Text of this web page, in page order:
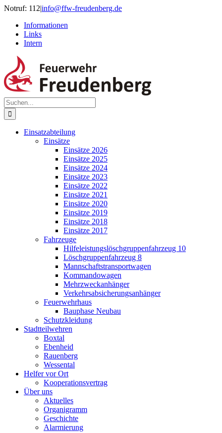
Zum
springen
Notruf: 112|info@ffw-freudenberg.de
Informationen
Links
Intern
Suche
nach:
Einsatzabteilung
Einsätze
Einsätze 2026
Einsätze 2025
Einsätze 2024
Einsätze 2023
Einsätze 2022
Einsätze 2021
Einsätze 2020
Einsätze 2019
Einsätze 2018
Einsätze 2017
Fahrzeuge
Hilfeleistungslöschgruppenfahrzeug 10
Löschgruppenfahrzeug 8
Mannschaftstransportwagen
Kommandowagen
Mehrzweckanhänger
Verkehrsabsicherungsanhänger
Feuerwehrhaus
Bauphase Neubau
Schutzkleidung
Stadtteilwehren
Boxtal
Ebenheid
Rauenberg
Wessental
Helfer vor Ort
Kooperationsvertrag
Über uns
Aktuelles
Organigramm
Geschichte
Alarmierung